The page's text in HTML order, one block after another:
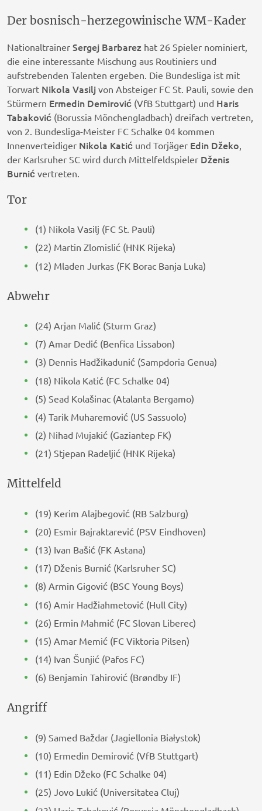
Der bosnisch-herzegowinische WM-Kader
Nationaltrainer Sergej Barbarez hat 26 Spieler nominiert,
die eine interessante Mischung aus Routiniers und
aufstrebenden Talenten ergeben. Die Bundesliga ist mit
Torwart Nikola Vasilj von Absteiger FC St. Pauli, sowie den
Stürmern Ermedin Demirović (VfB Stuttgart) und Haris
Tabaković (Borussia Mönchengladbach) dreifach vertreten,
von 2. Bundesliga-Meister FC Schalke 04 kommen
Innenverteidiger Nikola Katić und Torjäger Edin Džeko
der Karlsruher SC wird durch Mittelfeldspieler Dženis
Burnić vertreten.
Tor
(1) Nikola Vasilj (FC St. Pauli)
(22) Martin Zlomislić (HNK Rijeka)
(12) Mladen Jurkas (FK Borac Banja Luka)
Abwehr
(24) Arjan Malić (Sturm Graz)
(7) Amar Dedić (Benfica Lissabon)
(3) Dennis Hadžikadunić (Sampdoria Genua)
(18) Nikola Katić (FC Schalke 04)
(5) Sead Kolašinac (Atalanta Bergamo)
(4) Tarik Muharemović (US Sassuolo)
(2) Nihad Mujakić (Gaziantep FK)
(21) Stjepan Radeljić (HNK Rijeka)
Mittelfeld
(19) Kerim Alajbegović (RB Salzburg)
(20) Esmir Bajraktarević (PSV Eindhoven)
(13) Ivan Bašić (FK Astana)
(17) Dženis Burnić (Karlsruher SC)
(8) Armin Gigović (BSC Young Boys)
(16) Amir Hadžiahmetović (Hull City)
(26) Ermin Mahmić (FC Slovan Liberec)
(15) Amar Memić (FC Viktoria Pilsen)
(14) Ivan Šunjić (Pafos FC)
(6) Benjamin Tahirović (Brøndby IF)
Angriff
(9) Samed Baždar (Jagiellonia Białystok)
(10) Ermedin Demirović (VfB Stuttgart)
(11) Edin Džeko (FC Schalke 04)
(25) Jovo Lukić (Universitatea Cluj)